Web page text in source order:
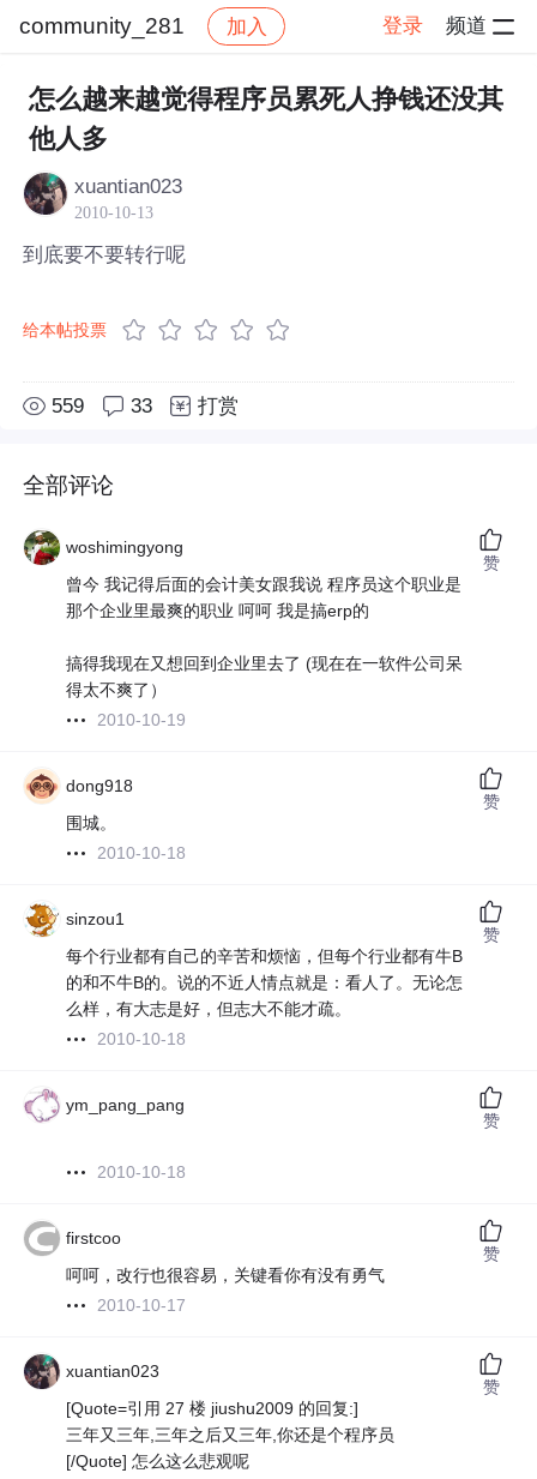
community_281 加入 登录 频道
社区 community_281 帖子详情
怎么越来越觉得程序员累死人挣钱还没其
他人多
xuantian023
2010-10-13
到底要不要转行呢
给本帖投票
559 33 打赏
全部评论
woshimingyong
曾今 我记得后面的会计美女跟我说 程序员这个职业是
那个企业里最爽的职业 呵呵 我是搞erp的
搞得我现在又想回到企业里去了 (现在在一软件公司呆
得太不爽了）
2010-10-19
赞
dong918
围城。
2010-10-18
赞
sinzou1
每个行业都有自己的辛苦和烦恼，但每个行业都有牛B
的和不牛B的。说的不近人情点就是：看人了。无论怎
么样，有大志是好，但志大不能才疏。
2010-10-18
赞
ym_pang_pang
2010-10-18
赞
firstcoo
呵呵，改行也很容易，关键看你有没有勇气
2010-10-17
赞
xuantian023
[Quote=引用 27 楼 jiushu2009 的回复:]
三年又三年,三年之后又三年,你还是个程序员
[/Quote] 怎么这么悲观呢
赞